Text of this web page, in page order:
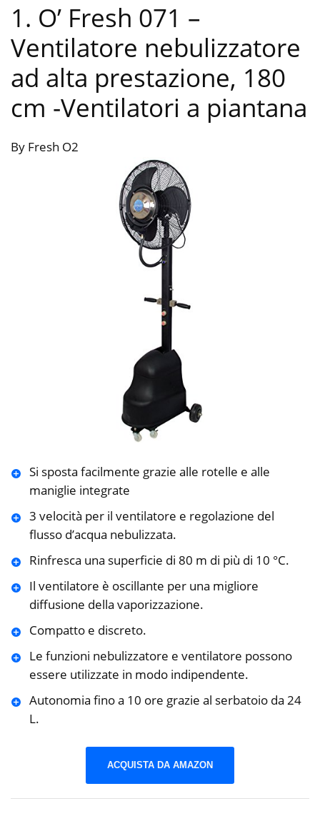
1. O’ Fresh 071 –
Ventilatore nebulizzatore
ad alta prestazione, 180
cm -Ventilatori a piantana
By Fresh O2
Si sposta facilmente grazie alle rotelle e alle
maniglie integrate
3 velocità per il ventilatore e regolazione del
flusso d’acqua nebulizzata.
Rinfresca una superficie di 80 m di più di 10 °C.
Il ventilatore è oscillante per una migliore
diffusione della vaporizzazione.
Compatto e discreto.
Le funzioni nebulizzatore e ventilatore possono
essere utilizzate in modo indipendente.
Autonomia fino a 10 ore grazie al serbatoio da 24
L.
ACQUISTA DA AMAZON